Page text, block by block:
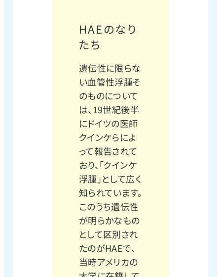
HAEのなり
たち
遺伝性に限らな
い血管性浮腫そ
のものについて
は、19世紀後半
にドイツの医師
クインケらによ
って報告されて
おり、「クインケ
浮腫」として広く
知られています。
このうち遺伝性
が明らかなもの
として区別され
たのがHAEで、
当時アメリカの